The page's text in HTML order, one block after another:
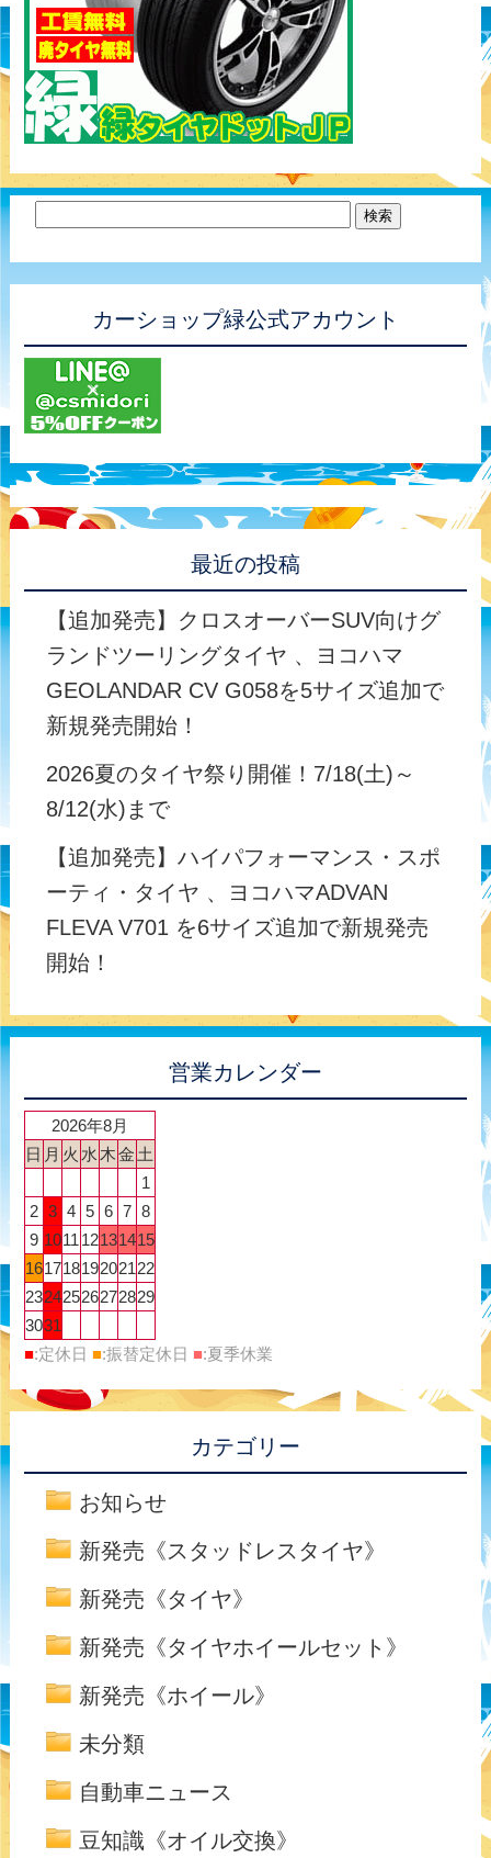
カーショップ緑公式アカウント
最近の投稿
【追加発売】クロスオーバーSUV向けグ
ランドツーリングタイヤ 、ヨコハマ
GEOLANDAR CV G058を5サイズ追加で
新規発売開始！
2026夏のタイヤ祭り開催！7/18(土)～
8/12(水)まで
【追加発売】ハイパフォーマンス・スポ
ーティ・タイヤ 、ヨコハマADVAN
FLEVA V701 を6サイズ追加で新規発売
開始！
営業カレンダー
2026年8月
日 月 火 水 木金 土
1
2 3 4 5 6 7 8
9 1011 12131415
16171819202122
23242526272829
3031
■:定休日 ■:振替定休日 ■:夏季休業
カテゴリー
お知らせ
新発売《スタッドレスタイヤ》
新発売《タイヤ》
新発売《タイヤホイールセット》
新発売《ホイール》
未分類
自動車ニュース
豆知識《オイル交換》